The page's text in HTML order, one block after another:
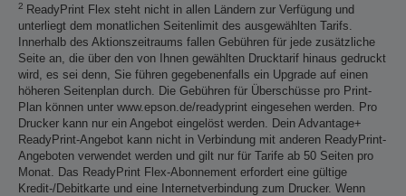
2 ReadyPrint Flex steht nicht in allen Ländern zur Verfügung und
unterliegt dem monatlichen Seitenlimit des ausgewählten Tarifs.
Innerhalb des Aktionszeitraums fallen Gebühren für jede zusätzliche
Seite an, die über den von Ihnen gewählten Drucktarif hinaus gedruckt
wird, es sei denn, Sie führen gegebenenfalls ein Upgrade auf einen
höheren Seitenplan durch. Die Gebühren für Überschüsse pro Print-
Plan können unter www.epson.de/readyprint eingesehen werden. Pro
Drucker kann nur ein Angebot eingelöst werden. Dein Advantage+
ReadyPrint-Angebot kann nicht in Verbindung mit anderen ReadyPrint-
Angeboten verwendet werden und gilt nur für Tarife ab 50 Seiten pro
Monat. Das ReadyPrint Flex-Abonnement erfordert eine gültige
Kredit-/Debitkarte und eine Internetverbindung zum Drucker. Wenn